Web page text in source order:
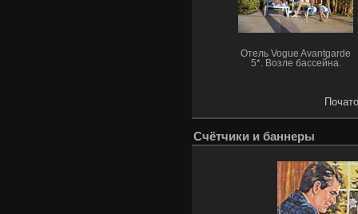
Отель Vogue Avantgarde
5*. Возле бассейна.
Счётчики и баннеры